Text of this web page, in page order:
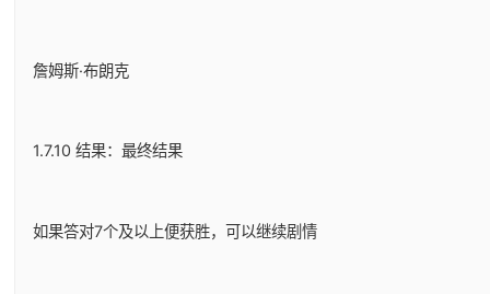
詹姆斯·布朗克
1.7.10 结果：最终结果
如果答对7个及以上便获胜，可以继续剧情